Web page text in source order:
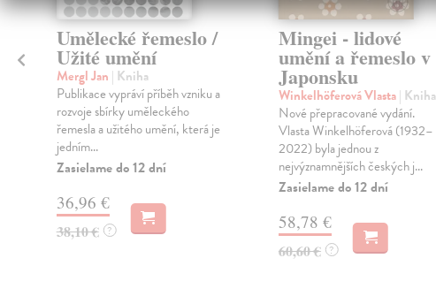
Umělecké řemeslo /
Užité umění
Mergl Jan | Kniha
Publikace vypráví příběh vzniku a
rozvoje sbírky uměleckého
řemesla a užitého umění, která je
jedním...
Zasielame do 12 dní
36,96 €
38,10 € ?
Mingei - lidové
umění a řemeslo v
Japonsku
Winkelhöferová Vlasta| Kniha
Nové přepracované vydání.
Vlasta Winkelhöferová (1932–
2022) byla jednou z
nejvýznamnějších českých j...
Zasielame do 12 dní
58,78 €
60,60 € ?